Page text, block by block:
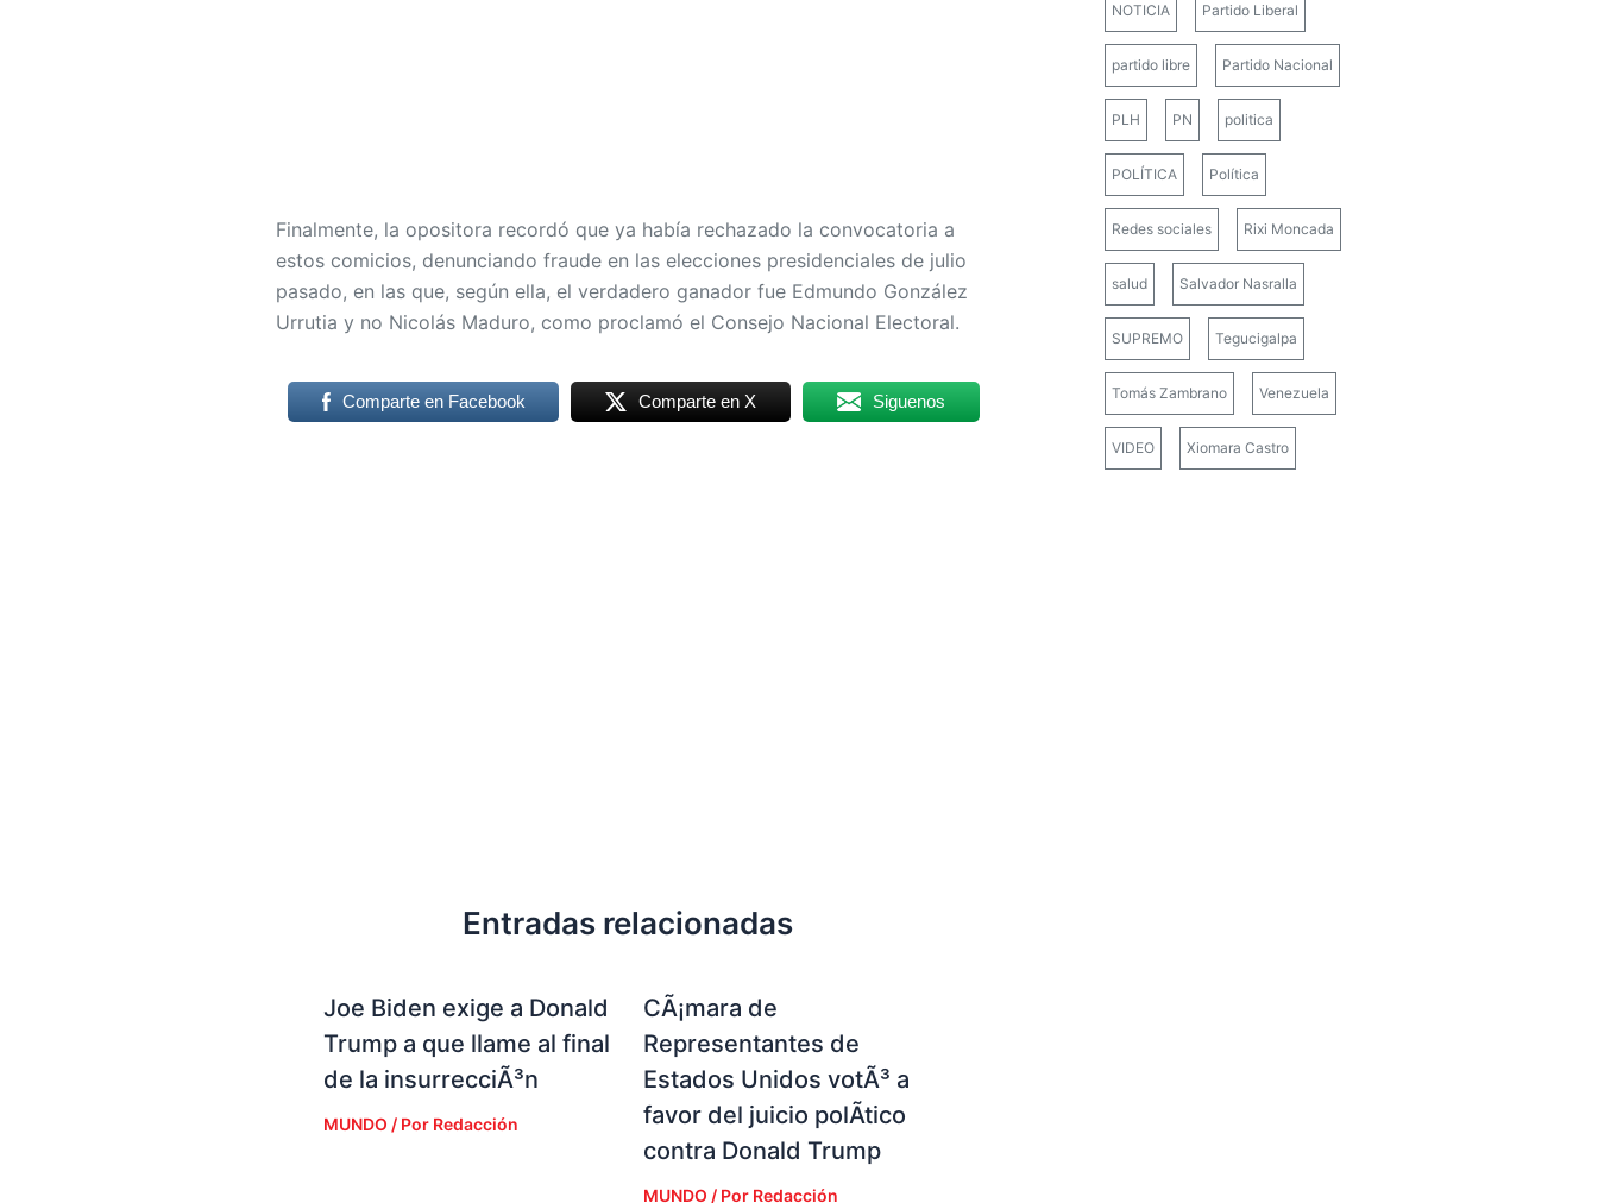
Finalmente, la opositora recordó que ya había rechazado la convocatoria a
estos comicios, denunciando fraude en las elecciones presidenciales de julio
pasado, en las que, según ella, el verdadero ganador fue Edmundo González
Urrutia y no Nicolás Maduro, como proclamó el Consejo Nacional Electoral.
Comparte en Facebook Comparte en X Siguenos
Entradas relacionadas
Joe Biden exige a Donald
Trump a que llame al final
de la insurrecciÃ³n
MUNDO / Por Redacción
CÃ¡mara de
Representantes de
Estados Unidos votÃ³ a
favor del juicio polÃ­tico
contra Donald Trump
MUNDO / Por Redacción
NOTICIA Partido Liberal
partido libre Partido Nacional
PLH PN politica
POLÍTICA Política
Redes sociales Rixi Moncada
salud Salvador Nasralla
SUPREMO Tegucigalpa
Tomás Zambrano Venezuela
VIDEO Xiomara Castro